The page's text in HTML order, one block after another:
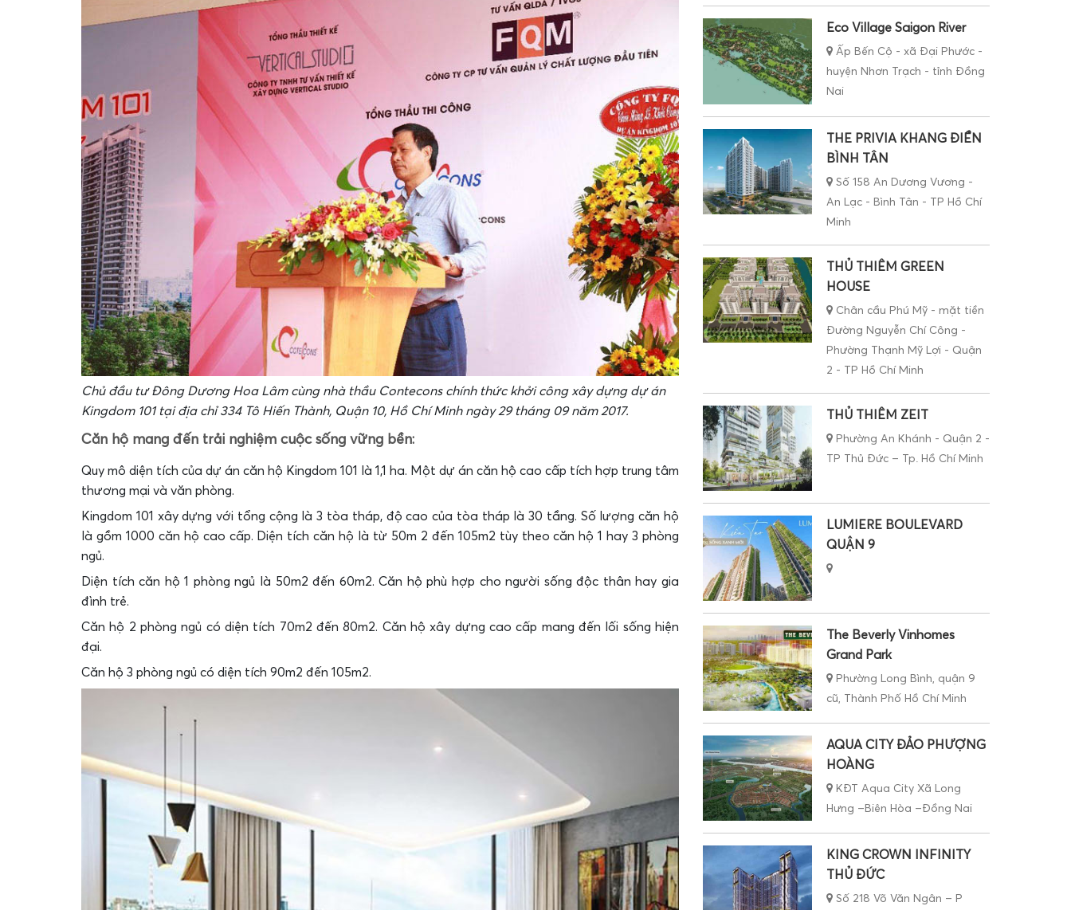
Chủ đầu tư Đông Dương Hoa Lâm cùng nhà thầu Contecons chính thức khởi công xây dựng dự án
Kingdom 101 tại địa chỉ 334 Tô Hiến Thành, Quận 10, Hồ Chí Minh ngày 29 tháng 09 năm 2017.
Căn hộ mang đến trải nghiệm cuộc sống vững bền:
Quy mô diện tích của dự án căn hộ Kingdom 101 là 1,1 ha. Một dự án căn hộ cao cấp tích hợp trung tâm
thương mại và văn phòng.
Kingdom 101 xây dựng với tổng cộng là 3 tòa tháp, độ cao của tòa tháp là 30 tầng. Số lượng căn hộ
là gồm 1000 căn hộ cao cấp. Diện tích căn hộ là từ 50m 2 đến 105m2 tùy theo căn hộ 1 hay 3 phòng
ngủ.
Diện tích căn hộ 1 phòng ngủ là 50m2 đến 60m2. Căn hộ phù hợp cho người sống độc thân hay gia
đình trẻ.
Căn hộ 2 phòng ngủ có diện tích 70m2 đến 80m2. Căn hộ xây dựng cao cấp mang đến lối sống hiện
đại.
Căn hộ 3 phòng ngủ có diện tích 90m2 đến 105m2.
Eco Village Saigon River
Ấp Bến Cộ - xã Đại Phước -
huyện Nhơn Trạch - tỉnh Đồng
Nai
THE PRIVIA KHANG ĐIỀN
BÌNH TÂN
Số 158 An Dương Vương -
An Lạc - Bình Tân - TP Hồ Chí
Minh
THỦ THIÊM GREEN
HOUSE
Chân cầu Phú Mỹ - mặt tiền
Đường Nguyễn Chí Công -
Phường Thạnh Mỹ Lợi - Quận
2 - TP Hồ Chí Minh
THỦ THIÊM ZEIT
Phường An Khánh - Quận 2 -
TP Thủ Đức – Tp. Hồ Chí Minh
LUMIERE BOULEVARD
QUẬN 9
The Beverly Vinhomes
Grand Park
Phường Long Bình, quận 9
cũ, Thành Phố Hồ Chí Minh
AQUA CITY ĐẢO PHƯỢNG
HOÀNG
KĐT Aqua City Xã Long
Hưng –Biên Hòa –Đồng Nai
KING CROWN INFINITY
THỦ ĐỨC
Số 218 Võ Văn Ngân – P